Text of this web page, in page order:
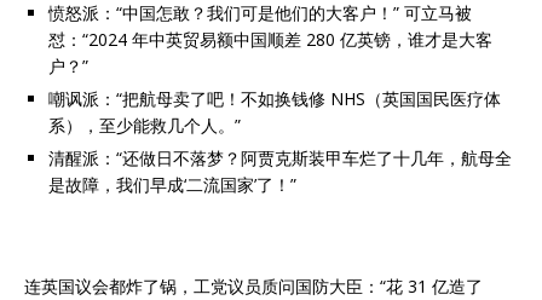
愤怒派：“中国怎敢？我们可是他们的大客户！” 可立马被
怼：“2024 年中英贸易额中国顺差 280 亿英镑，谁才是大客
户？”
嘲讽派：“把航母卖了吧！不如换钱修 NHS（英国国民医疗体
系），至少能救几个人。”
清醒派：“还做日不落梦？阿贾克斯装甲车烂了十几年，航母全
是故障，我们早成‘二流国家’了！”
连英国议会都炸了锅，工党议员质问国防大臣：“花 31 亿造了